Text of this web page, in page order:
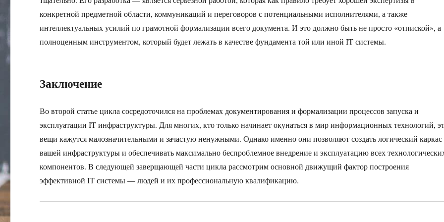
конкретной предметной области, коммуникаций и переговоров с потенциальными исполнителями, а также
интеллектуальных усилий по грамотной формализации всего документа. И это должно быть не просто «отпиской», а
полноценным инструментом, который будет лежать в качестве фундамента той или иной IT системы.
Заключение
Во второй статье цикла сосредоточился на проблемах документирования и формализации процессов запуска и
эксплуатации IT инфраструктуры. Для многих, кто только начинает окунаться в мир информационных технологий,
вещи кажутся малозначительными и зачастую ненужными. Однако именно они позволяют создать логический каркас
вашей инфраструктуры и обеспечивать максимально беспроблемное внедрение и эксплуатацию всех
компонентов. В следующей заверщающей части цикла рассмотрим основной движущий фактор построения
эффективной IT системы — людей и их профессиональную квалификацию.